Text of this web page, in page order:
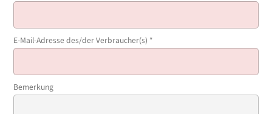
E-Mail-Adresse des/der Verbraucher(s) *
Bemerkung